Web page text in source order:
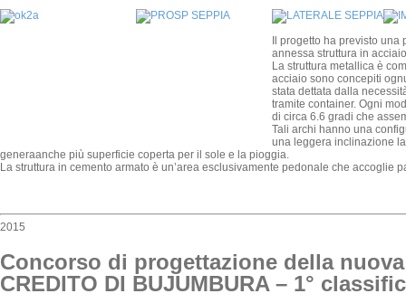
Il progetto ha previsto
annessa struttura in
La struttura metallica è
acciaio sono concepiti
stata dettata dalla
tramite container. Ogni
di circa 6.6 gradi che
Tali archi hanno una
una leggera inclinazione
generaanche più superficie coperta per il sole e la pioggia.
La struttura in cemento armato è un’area esclusivamente pedonale che accoglie
2015
Concorso di progettazione della
CREDITO DI BUJUMBURA – 1°